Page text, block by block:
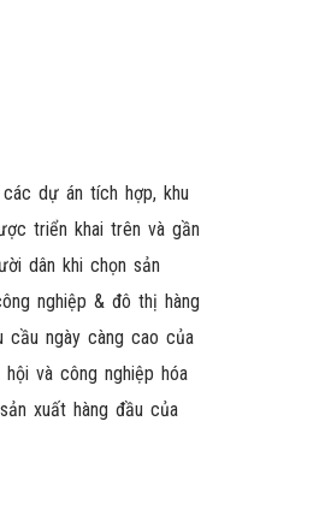
dự án tích hợp, khu
triển khai trên và gần
dân khi chọn sản
nghiệp & đô thị hàng
cầu ngày càng cao của
và công nghiệp hóa
xuất hàng đầu của